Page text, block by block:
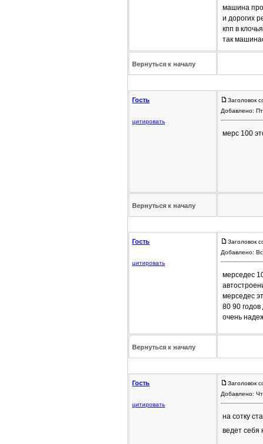
машина
и дорогих
кпп в
так
Вернуться к началу
Гость
цитировать
Заголовок
Добавлено:
мерс 100
Вернуться к началу
Гость
цитировать
Заголовок
Добавлено:
мерседес
мерседес
80 90
очень
Вернуться к началу
Гость
цитировать
Заголовок
Добавлено:
на сотку
ведет себя